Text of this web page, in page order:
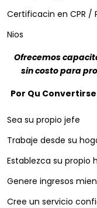
Certificacin en CPR /
Nios
Ofrecemos
sin costo para
Por Qu
Sea su propio jefe
Trabaje desde su
Establezca su propio
Genere ingresos
Cree un servicio